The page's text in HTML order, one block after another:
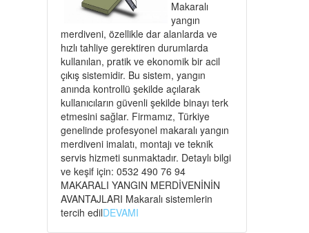
Makaralı
yangın
merdiveni, özellikle dar alanlarda ve
hızlı tahliye gerektiren durumlarda
kullanılan, pratik ve ekonomik bir acil
çıkış sistemidir. Bu sistem, yangın
anında kontrollü şekilde açılarak
kullanıcıların güvenli şekilde binayı terk
etmesini sağlar. Firmamız, Türkiye
genelinde profesyonel makaralı yangın
merdiveni imalatı, montajı ve teknik
servis hizmeti sunmaktadır. Detaylı bilgi
ve keşif için: 0532 490 76 94
MAKARALI YANGIN MERDİVENİNİN
AVANTAJLARI Makaralı sistemlerin
tercih edilDEVAMI